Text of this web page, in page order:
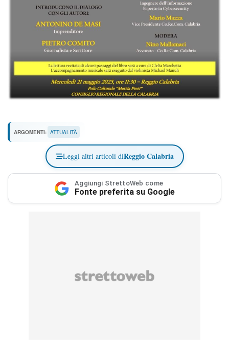
ARGOMENTI: ATTUALITÀ
Leggi altri articoli diReggio Calabria
Aggiungi StrettoWeb come
Fonte preferita su Google